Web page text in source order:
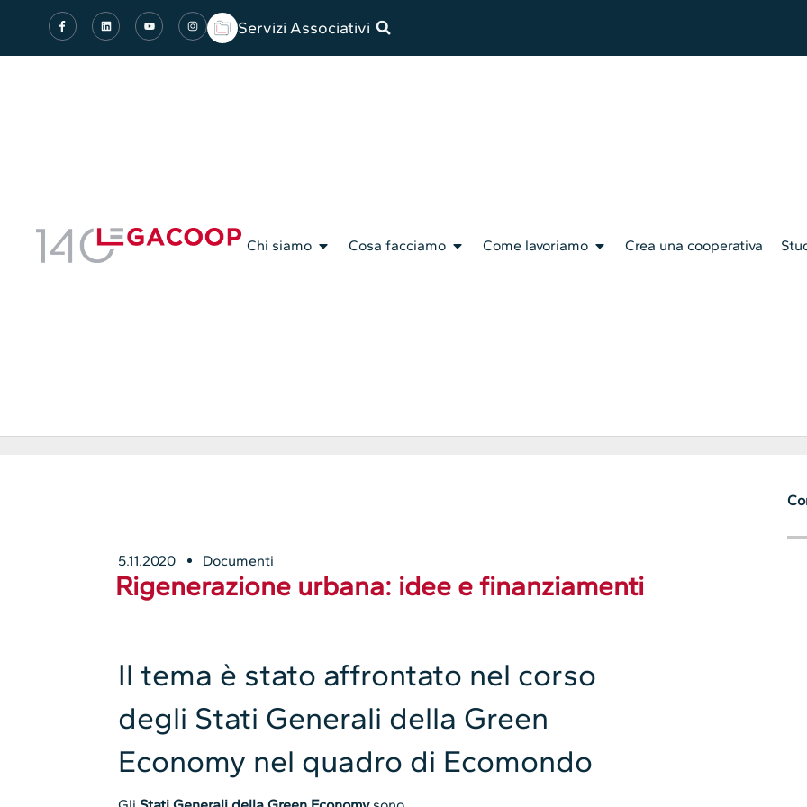
Servizi Associativi
Chi siamo Cosa facciamo Come lavoriamo Crea una cooperativa
5.11.2020 Documenti
Rigenerazione urbana: idee e finanziamenti
Il tema è stato affrontato nel corso
degli Stati Generali della Green
Economy nel quadro di Ecomondo